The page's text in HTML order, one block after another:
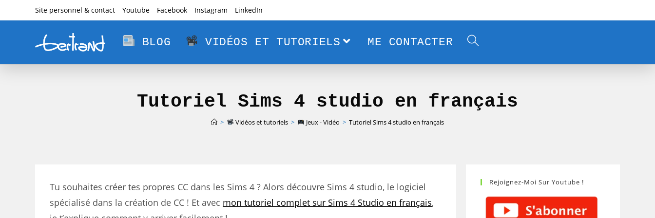
Site personnel & contact Youtube Facebook Instagram LinkedIn
BLOG VIDÉOS ET TUTORIELS ME CONTACTER
Tutoriel Sims 4 studio en français
> Vidéos et tutoriels > Jeux - Vidéo > Tutoriel Sims 4 studio en français
Tu souhaites créer tes propres CC dans les Sims 4 ? Alors découvre Sims 4 studio, le logiciel
spécialisé dans la création de CC ! Et avec mon tutoriel complet sur Sims 4 Studio en français,
Rejoignez-Moi Sur Youtube !